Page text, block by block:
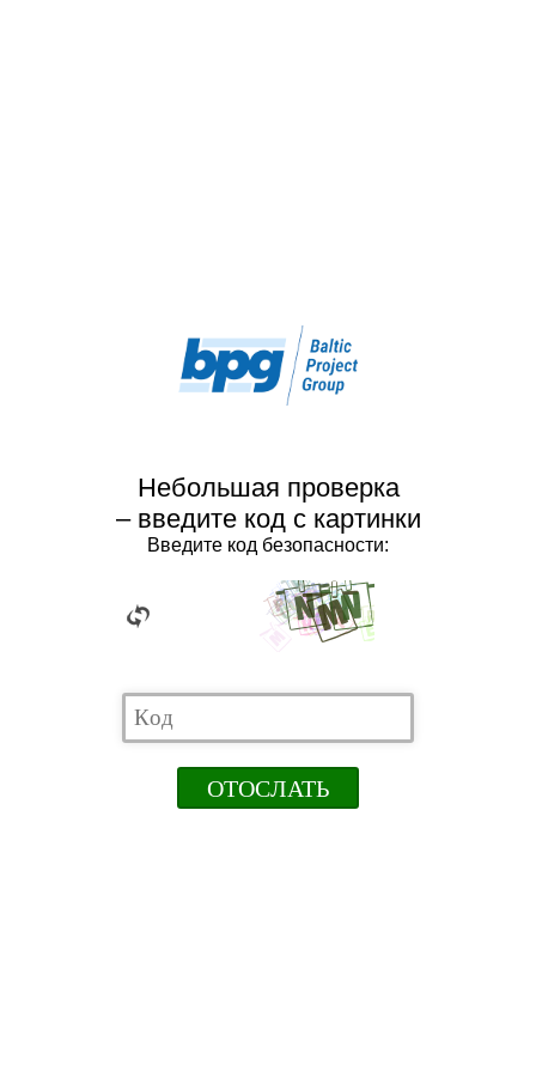
Небольшая проверка
– введите код с картинки
Введите код безопасности: